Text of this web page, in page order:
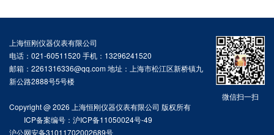
微信扫一扫
上海恒刚仪器仪表有限公司
电话：021-60511520 手机：13296241520
邮箱：2261316336@qq.com 地址：上海市松江区新桥镇九
新公路2888号5号楼
Copyright @ 2026 上海恒刚仪器仪表有限公司 版权所有
ICP备案编号：沪ICP备11050024号-49
沪公网安备31011702002689号